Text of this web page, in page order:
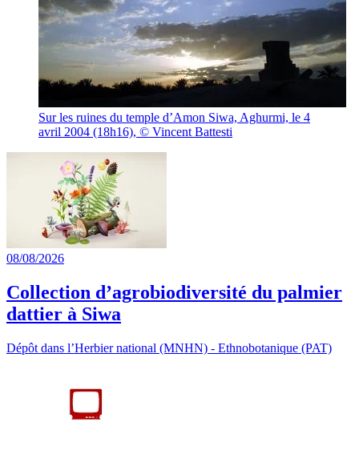
Sur les ruines du temple d’Amon Siwa, Aghurmi, le 4
avril 2004 (18h16), © Vincent Battesti
08/08/2026
Collection d’agrobiodiversité du palmier
dattier à Siwa
Dépôt dans l’Herbier national (MNHN) - Ethnobotanique (PAT)